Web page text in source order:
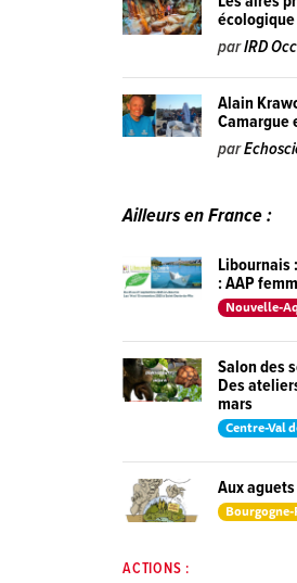
parIRD
Alain
Camargue
par
Ailleurs en France :
Libournais
: AAP
Nouvelle-
Salon des
Des
mars
Centre-Val
Aux
ACTIONS :